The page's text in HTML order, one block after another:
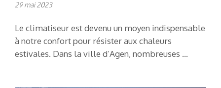
29 mai 2023
Le climatiseur est devenu un moyen indispensable
à notre confort pour résister aux chaleurs
estivales. Dans la ville d’Agen, nombreuses …